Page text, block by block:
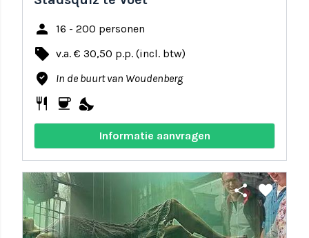
person 16 - 200 personen
local_offer v.a. € 30,50 p.p. (incl. btw)
where_to_vote In de buurt van Woudenberg
restaurant coffee nights_stay
Informatie aanvragen
share favorite